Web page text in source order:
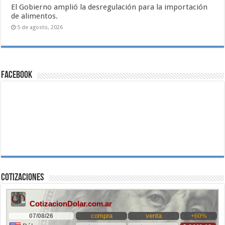
El Gobierno amplió la desregulación para la importación
de alimentos.
5 de agosto, 2026
Facebook
Cotizaciones